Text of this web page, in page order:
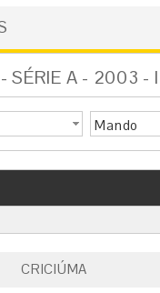
SÉRIE A - 2003 -
Mando
CRICIÚMA